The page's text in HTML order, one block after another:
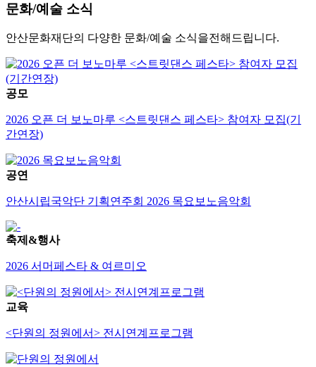
문화/예술 소식
안산문화재단의 다양한 문화/예술 소식을전해드립니다.
공모
2026 오픈 더 보노마루 <스트릿댄스 페스타> 참여자 모집(기
간연장)
공연
안산시립국악단 기획연주회 2026 목요보노음악회
축제&행사
2026 서머페스타 & 여르미오
교육
<단원의 정원에서> 전시연계프로그램